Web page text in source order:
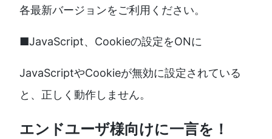
各最新バージョンをご利用ください。
■JavaScript、Cookieの設定をONに
JavaScriptやCookieが無効に設定されている
と、正しく動作しません。
エンドユーザ様向けに一言を！